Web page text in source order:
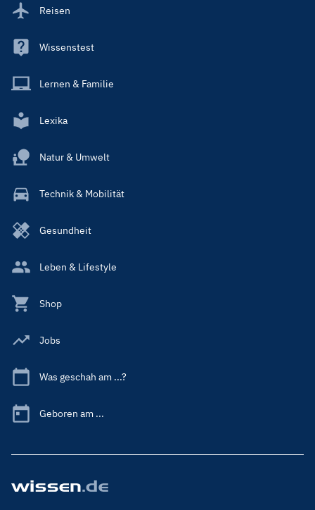
Reisen
Wissenstest
Lernen & Familie
Lexika
Natur & Umwelt
Technik & Mobilität
Gesundheit
Leben & Lifestyle
Shop
Jobs
Was geschah am ...?
Geboren am ...